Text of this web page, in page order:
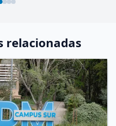
relacionadas